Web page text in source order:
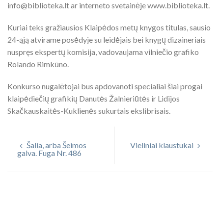
info@biblioteka.lt ar interneto svetainėje www.biblioteka.lt.
Kuriai teks gražiausios Klaipėdos metų knygos titulas, sausio
24-ąją atvirame posėdyje su leidėjais bei knygų dizaineriais
nuspręs ekspertų komisija, vadovaujama vilniečio grafiko
Rolando Rimkūno.
Konkurso nugalėtojai bus apdovanoti specialiai šiai progai
klaipėdiečių grafikių Danutės Žalnieriūtės ir Lidijos
Skačkauskaitės-Kuklienės sukurtais ekslibrisais.
Šalia, arba Šeimos
galva. Fuga Nr. 486
Vieliniai klaustukai